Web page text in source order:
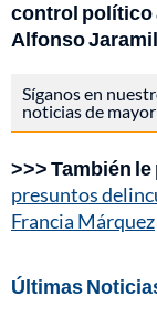
control político
Alfonso
Síganos en
noticias de
>>> También
presuntos
Francia Márquez
Últimas